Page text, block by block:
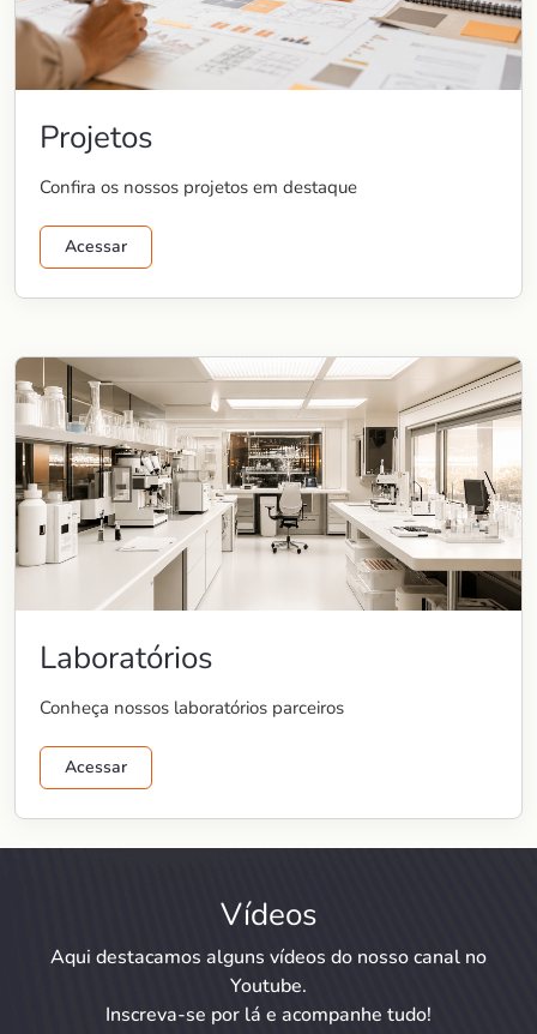
Projetos
Confira os nossos projetos em destaque
Acessar
Laboratórios
Conheça nossos laboratórios parceiros
Acessar
Vídeos
Aqui destacamos alguns vídeos do nosso canal no
Youtube.
Inscreva-se por lá e acompanhe tudo!